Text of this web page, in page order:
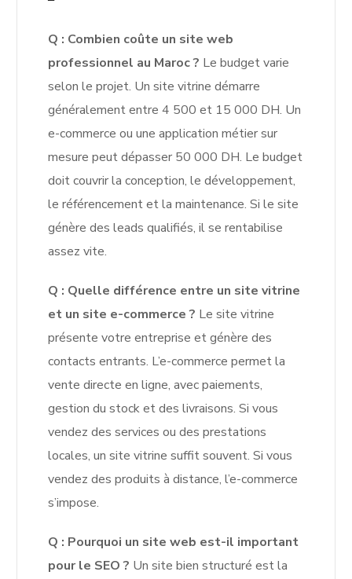
Q : Combien coûte un site web
professionnel au Maroc ? Le budget varie
selon le projet. Un site vitrine démarre
généralement entre 4 500 et 15 000 DH. Un
e-commerce ou une application métier sur
mesure peut dépasser 50 000 DH. Le budget
doit couvrir la conception, le développement,
le référencement et la maintenance. Si le site
génère des leads qualifiés, il se rentabilise
assez vite.
Q : Quelle différence entre un site vitrine
et un site e-commerce ? Le site vitrine
présente votre entreprise et génère des
contacts entrants. L’e-commerce permet la
vente directe en ligne, avec paiements,
gestion du stock et des livraisons. Si vous
vendez des services ou des prestations
locales, un site vitrine suffit souvent. Si vous
vendez des produits à distance, l’e-commerce
s’impose.
Q : Pourquoi un site web est-il important
pour le SEO ? Un site bien structuré est la